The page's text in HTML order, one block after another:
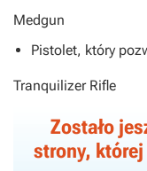
Medgun
Pistolet, który
Tranquilizer Rifle
Zostało
strony,